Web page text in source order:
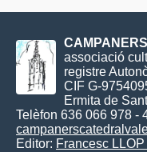
associació
registre
CIF G-
Ermita de
Telèfon 636 066 978 -
Editor: Francesc